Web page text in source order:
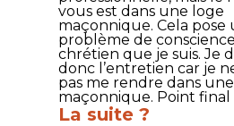
vous est dans une loge
maçonnique. Cela pose
problème de
chrétien que je suis. Je
donc l’entretien car je
pas me rendre dans
maçonnique. Point final
La suite ?